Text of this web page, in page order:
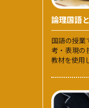
論理国語
国語の授業
考・表現の
教材を使用